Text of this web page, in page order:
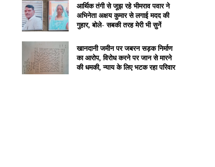
आर्थिक तंगी से जूझ रहे भीमराव पवार ने
अभिनेता अक्षय कुमार से लगाई मदद की
गुहार, बोले- सबकी तरह मेरी भी सुनें
खानदानी जमीन पर जबरन सड़क निर्माण
का आरोप, विरोध करने पर जान से मारने
की धमकी, न्याय के लिए भटक रहा परिवार